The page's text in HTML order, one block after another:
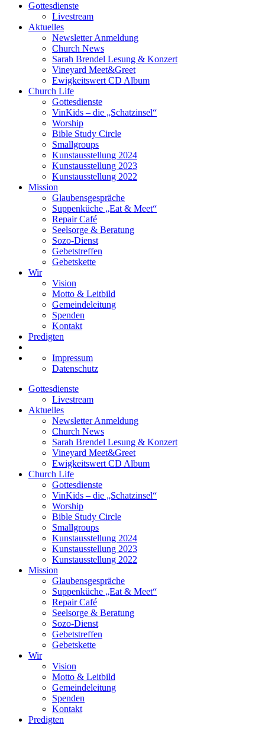
Gottesdienste
Livestream
Aktuelles
Newsletter Anmeldung
Church News
Sarah Brendel Lesung & Konzert
Vineyard Meet&Greet
Ewigkeitswert CD Album
Church Life
Gottesdienste
VinKids – die „Schatzinsel“
Worship
Bible Study Circle
Smallgroups
Kunstausstellung 2024
Kunstausstellung 2023
Kunstausstellung 2022
Mission
Glaubensgespräche
Suppenküche „Eat & Meet“
Repair Café
Seelsorge & Beratung
Sozo-Dienst
Gebetstreffen
Gebetskette
Wir
Vision
Motto & Leitbild
Gemeindeleitung
Spenden
Kontakt
Predigten
Impressum
Datenschutz
Gottesdienste
Livestream
Aktuelles
Newsletter Anmeldung
Church News
Sarah Brendel Lesung & Konzert
Vineyard Meet&Greet
Ewigkeitswert CD Album
Church Life
Gottesdienste
VinKids – die „Schatzinsel“
Worship
Bible Study Circle
Smallgroups
Kunstausstellung 2024
Kunstausstellung 2023
Kunstausstellung 2022
Mission
Glaubensgespräche
Suppenküche „Eat & Meet“
Repair Café
Seelsorge & Beratung
Sozo-Dienst
Gebetstreffen
Gebetskette
Wir
Vision
Motto & Leitbild
Gemeindeleitung
Spenden
Kontakt
Predigten